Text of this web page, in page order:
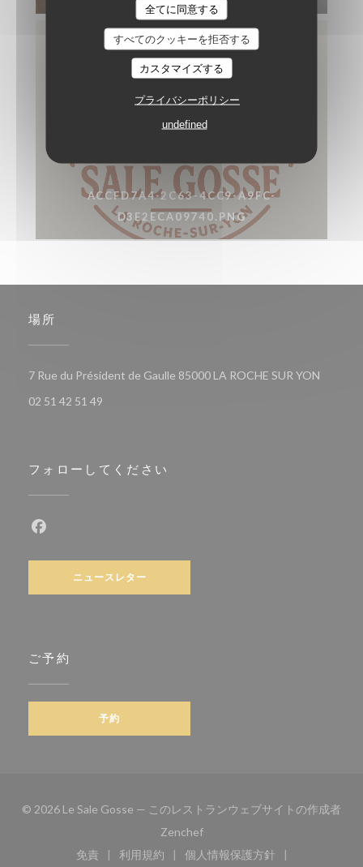
全てに同意する
すべてのクッキーを拒否する
カスタマイズする
プライバシーポリシー
undefined
ACCFD7A4-2C63-4CC9-A9FC-
D3E2ECA09740.PNG
場所
7 Rue du Président de Gaulle 85000 LA ROCHE SUR YON
02 51 42 51 49
フォローしてください
ニュースレター
ご予約
予約
© 2026 Le Sale Gosse — このレストランウェブサイトの作成者
Zenchef((新しいウィンドウで開きます))
免責
利用規約 個人情報保護方針
Le Sale Gosse